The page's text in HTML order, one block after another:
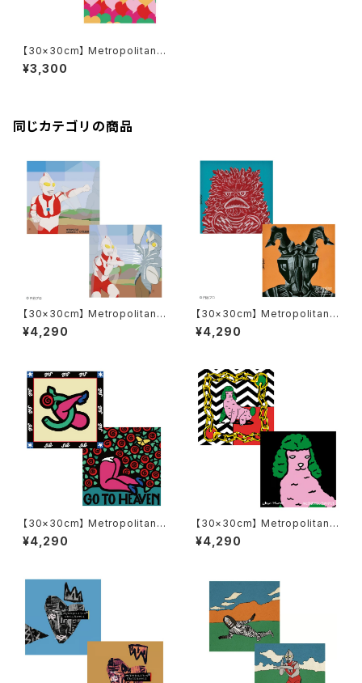
【30×30cm】 Metropolitan
Crossbottle メトロポリタンク
ロスボトル DOKIDOKI / MCB
¥3,300
同じカテゴリの商品
【30×30cm】 Metropolitan
Crossbottle メトロポリタンク
ロスボトル MCB-30-66 ウル
¥4,290
【30×30cm】 Metropolitan
Crossbottle メトロポリタンク
ロスボトル MCB-30-65 ピグ
¥4,290
【30×30cm】 Metropolitan
Crossbottle メトロポリタンク
ロスボトル MCB348 / GO TO
¥4,290
【30×30cm】 Metropolitan
Crossbottle メトロポリタンク
ロスボトル MCB-30-64 / Po
¥4,290